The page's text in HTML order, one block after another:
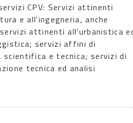
CPV: Servizi attinenti
e all'ingegneria, anche
attinenti all'urbanistica
servizi affini di
scientifica e tecnica; servizi di
tecnica ed analisi